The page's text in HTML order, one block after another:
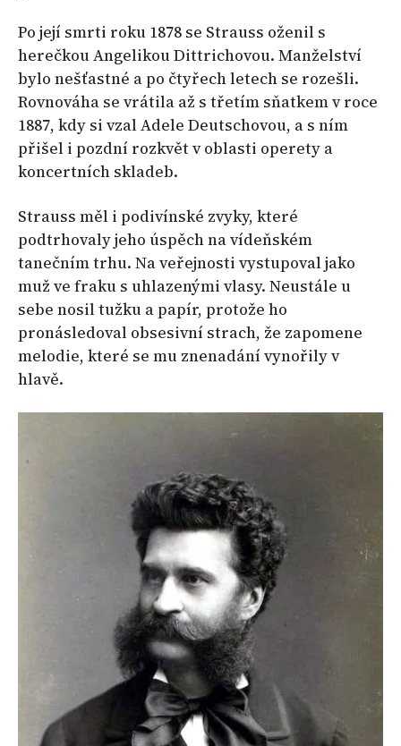
Po její smrti roku 1878 se Strauss oženil s
herečkou Angelikou Dittrichovou. Manželství
bylo nešťastné a po čtyřech letech se rozešli.
Rovnováha se vrátila až s třetím sňatkem v roce
1887, kdy si vzal Adele Deutschovou, a s ním
přišel i pozdní rozkvět v oblasti operety a
koncertních skladeb.
Strauss měl i podivínské zvyky, které
podtrhovaly jeho úspěch na vídeňském
tanečním trhu. Na veřejnosti vystupoval jako
muž ve fraku s uhlazenými vlasy. Neustále u
sebe nosil tužku a papír, protože ho
pronásledoval obsesivní strach, že zapomene
melodie, které se mu znenadání vynořily v
hlavě.